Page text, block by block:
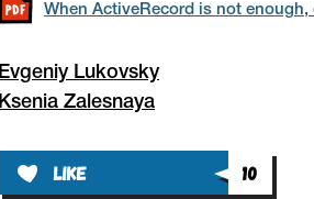
When ActiveRecord is not
Evgeniy Lukovsky
Ksenia Zalesnaya
like 10